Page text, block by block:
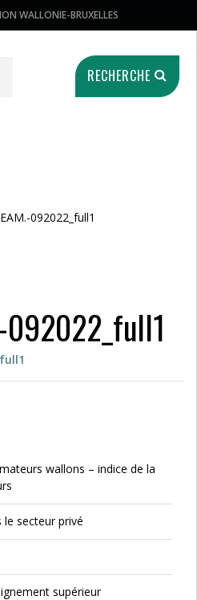
WALLONIE-BRUXELLES
RECHERCHE
092022_full1
092022_full1
wallons – indice de la
le secteur privé
supérieur